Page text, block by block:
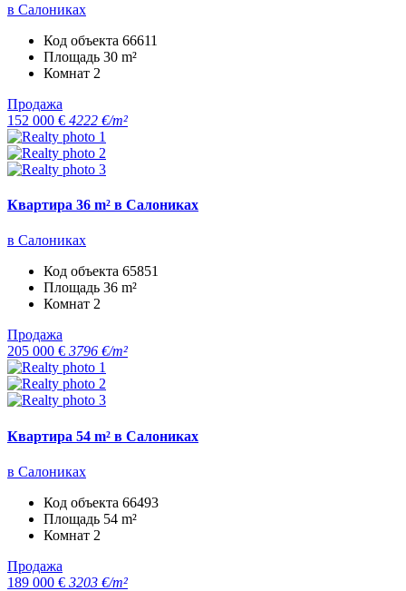
в Салониках
Код объекта 66611
Площадь 30 m²
Комнат 2
Продажа
152 000 € 4222 €/m²
Квартира 36 m² в Салониках
в Салониках
Код объекта 65851
Площадь 36 m²
Комнат 2
Продажа
205 000 € 3796 €/m²
Квартира 54 m² в Салониках
в Салониках
Код объекта 66493
Площадь 54 m²
Комнат 2
Продажа
189 000 € 3203 €/m²